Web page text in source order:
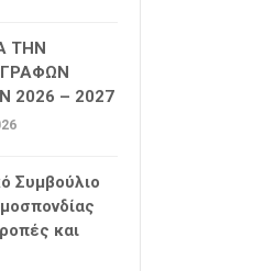
ΤΗΝ
2026 – 2027
Συμβούλιο
και